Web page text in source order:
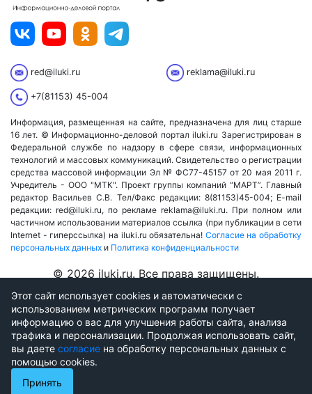
Этот сайт использует cookies и автоматически с
использованием метрических программ получает
информацию о вас для улучшения работы сайта, анализа
трафика и персонализации. Продолжая использовать сайт,
вы даете согласие на обработку персональных данных с
помощью cookies.
Принять
red@iluki.ru reklama@iluki.ru
+7(81153) 45-004
Информация, размещенная на сайте, предназначена для лиц старше
16 лет. © Информационно-деловой портал iluki.ru Зарегистрирован в
Федеральной службе по надзору в сфере связи, информационных
технологий и массовых коммуникаций. Свидетельство о регистрации
средства массовой информации Эл № ФС77-45157 от 20 мая 2011 г.
Учредитель - ООО "МТК". Проект группы компаний “МАРТ”. Главный
редактор Васильев С.В. Тел/Факс редакции: 8(81153)45-004; E-mail
редакции: red@iluki.ru, по рекламе reklama@iluki.ru. При полном или
частичном использовании материалов ссылка (при публикации в сети
Internet - гиперссылка) на iluki.ru обязательна! Согласие на обработку
персональных данных и Политика конфиденциальности
© 2026 iluki.ru. Все права защищены.